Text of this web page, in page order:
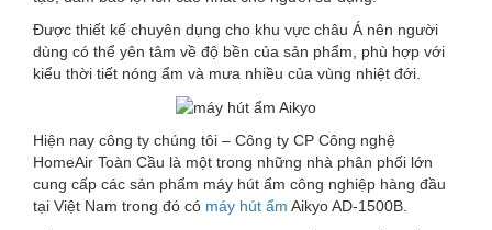
Được thiết kế chuyên dụng cho khu vực châu Á nên người
dùng có thể yên tâm về độ bền của sản phẩm, phù hợp với
kiểu thời tiết nóng ẩm và mưa nhiều của vùng nhiệt đới.
Hiện nay công ty chúng tôi – Công ty CP Công nghệ
HomeAir Toàn Cầu là một trong những nhà phân phối lớn
cung cấp các sản phẩm máy hút ẩm công nghiệp hàng đầu
tại Việt Nam trong đó có máy hút ẩm Aikyo AD-1500B.